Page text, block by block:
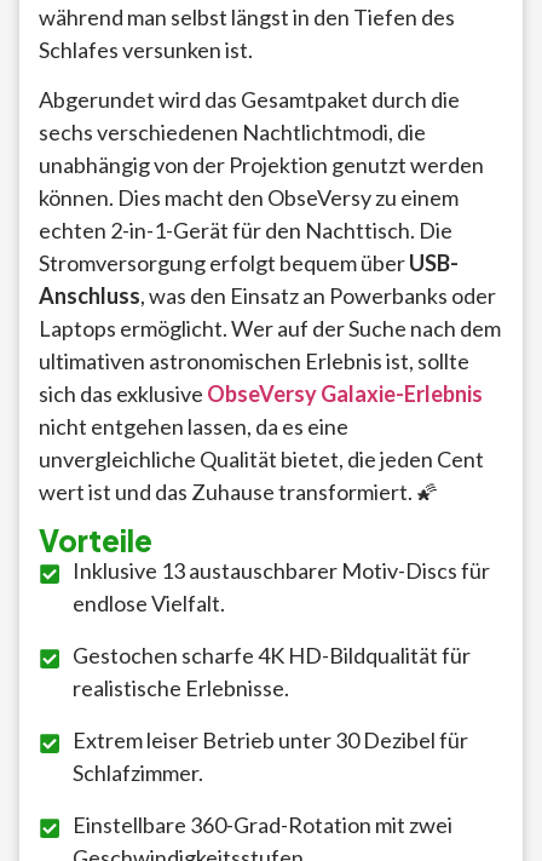
während man selbst längst in den Tiefen des
Schlafes versunken ist.
Abgerundet wird das Gesamtpaket durch die
sechs verschiedenen Nachtlichtmodi, die
unabhängig von der Projektion genutzt werden
können. Dies macht den ObseVersy zu einem
echten 2-in-1-Gerät für den Nachttisch. Die
Stromversorgung erfolgt bequem überUSB-
Anschluss, was den Einsatz an Powerbanks oder
Laptops ermöglicht. Wer auf der Suche nach dem
ultimativen astronomischen Erlebnis ist, sollte
sich das exklusive ObseVersy Galaxie-Erlebnis
nicht entgehen lassen, da es eine
unvergleichliche Qualität bietet, die jeden Cent
wert ist und das Zuhause transformiert. 🌠
Vorteile
Inklusive 13 austauschbarer Motiv-Discs für
endlose Vielfalt.
Gestochen scharfe 4K HD-Bildqualität für
realistische Erlebnisse.
Extrem leiser Betrieb unter 30 Dezibel für
Schlafzimmer.
Einstellbare 360-Grad-Rotation mit zwei